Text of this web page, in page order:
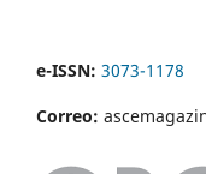
e-ISSN: 3073-1178
Correo: